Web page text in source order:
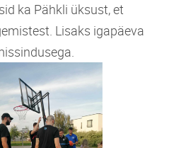
ka Pähkli üksust, et
Lisaks igapäeva